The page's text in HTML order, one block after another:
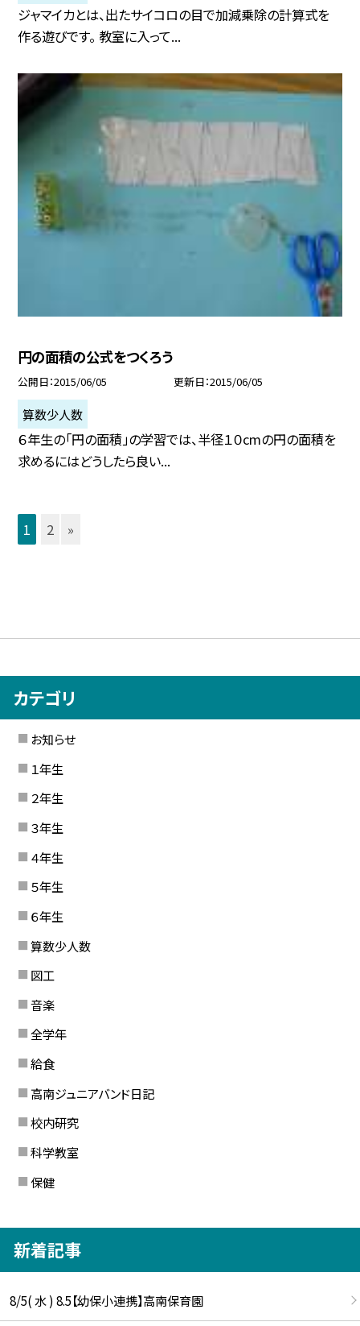
ジャマイカとは、出たサイコロの目で加減乗除の計算式を
作る遊びです。 教室に入って...
円の面積の公式をつくろう
公開日 2015/06/05 更新日 2015/06/05
算数少人数
６年生の「円の面積」の学習では、半径１０cmの円の面積を
求めるにはどうしたら良い...
1 2 »
カテゴリ
お知らせ
１年生
２年生
３年生
４年生
５年生
６年生
算数少人数
図工
音楽
全学年
給食
高南ジュニアバンド日記
校内研究
科学教室
保健
新着記事
8/5( 水 ) 8.5【幼保小連携】高南保育園